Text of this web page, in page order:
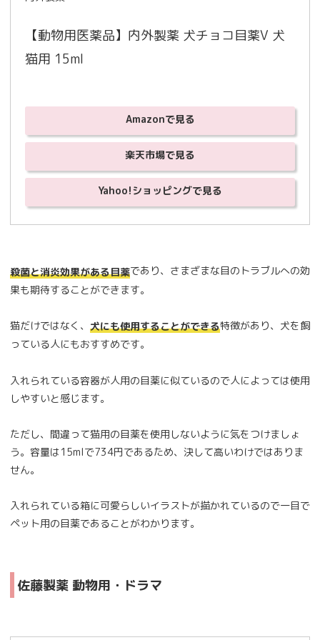
【動物用医薬品】内外製薬 犬チョコ目薬V 犬
猫用 15ml
Amazonで見る
楽天市場で見る
Yahoo!ショッピングで見る
殺菌と消炎効果がある目薬であり、さまざまな目のトラブルへの効
果も期待することができます。
猫だけではなく、 犬にも使用することができる特徴があり、犬を飼
っている人にもおすすめです。
入れられている容器が人用の目薬に似ているので人によっては使用
しやすいと感じます。
ただし、間違って猫用の目薬を使用しないように気をつけましょ
う。容量は15mlで734円であるため、決して高いわけではありま
せん。
入れられている箱に可愛らしいイラストが描かれているので一目で
ペット用の目薬であることがわかります。
佐藤製薬 動物用・ドラマ